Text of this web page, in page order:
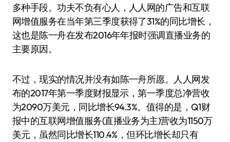
多种手段。功夫不负有心人，人人网的广告和互联
网增值服务在当年第三季度获得了31%的同比增长，
这也是陈一舟在发布2016年年报时强调直播业务的
主要原因。
不过，现实的情况并没有如陈一舟所愿。人人网发
布的2017年第一季度财报显示，第一季度总净营收
为2090万美元，同比增长94.3%。值得的是，Q1财
报中的互联网增值服务(直播业务为主)营收为1150万
美元，虽然同比增长110.4%，但环比增长却只有